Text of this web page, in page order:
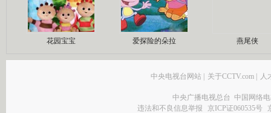
花园宝宝 爱探险的朵拉 燕尾侠
中央电视台网站 关于CCTV.com 人
中央广播电视总台 中国网络
违法和不良信息举报
京ICP证060535号